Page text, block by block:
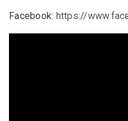
Facebook: https://